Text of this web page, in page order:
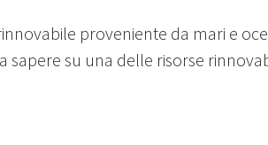
proveniente da mari e
sapere su una delle risorse